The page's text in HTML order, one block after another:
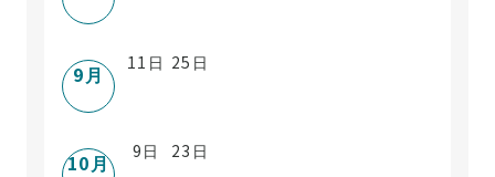
9月 11 日 25 日
10月 9 日 23 日